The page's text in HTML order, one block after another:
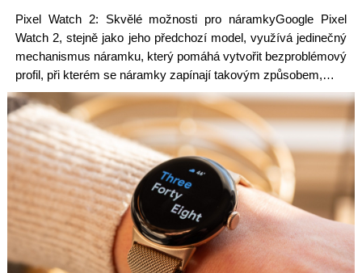
Pixel Watch 2: Skvělé možnosti pro náramkyGoogle Pixel
Watch 2, stejně jako jeho předchozí model, využívá jedinečný
mechanismus náramku, který pomáhá vytvořit bezproblémový
profil, při kterém se náramky zapínají takovým způsobem,…